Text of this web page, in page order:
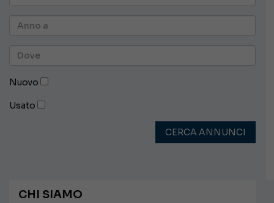
Nuovo
Usato
CERCA ANNUNCI
CHI SIAMO